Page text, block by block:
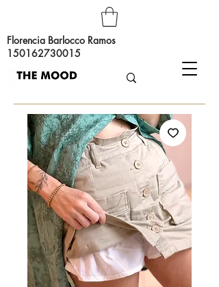
Florencia Barlocco Ramos
150162730015